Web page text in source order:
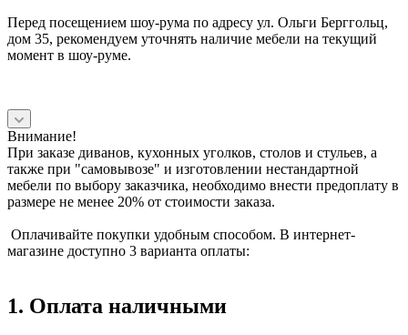
Перед посещением шоу-рума по адресу ул. Ольги Берггольц,
дом 35, рекомендуем уточнять наличие мебели на текущий
момент в шоу-руме.
Внимание!
При заказе диванов, кухонных уголков, столов и стульев, а
также при "самовывозе" и изготовлении нестандартной
мебели по выбору заказчика, необходимо внести предоплату в
размере не менее 20% от стоимости заказа.
Оплачивайте покупки удобным способом. В интернет-
магазине доступно 3 варианта оплаты:
1. Оплата наличными